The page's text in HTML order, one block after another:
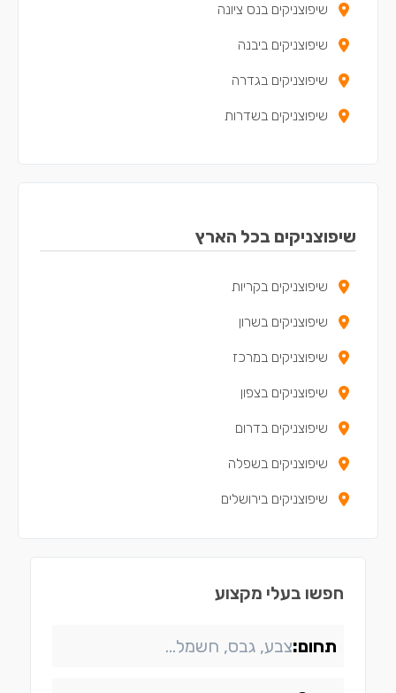
שיפוצניקים בנס ציונה
שיפוצניקים ביבנה
שיפוצניקים בגדרה
שיפוצניקים בשדרות
שיפוצניקים בגן יבנה
שיפוצניקים בקריית עקרון
שיפוצניקים במזכרת בתיה
שיפוצניקים בכל הארץ
שיפוצניקים בקריות
שיפוצניקים בשרון
שיפוצניקים במרכז
שיפוצניקים בצפון
שיפוצניקים בדרום
שיפוצניקים בשפלה
שיפוצניקים בירושלים
חפשו בעלי מקצוע
תחום: